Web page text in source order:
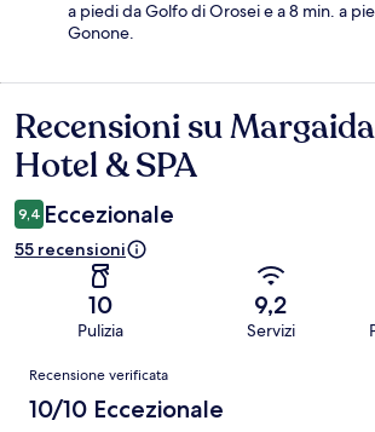
a piedi da Golfo di Orosei e a 8 min. a
Gonone.
Recensioni
Recensioni su
Hotel & SPA
9,4 Eccezionale
55 recensioni
10
Pulizia
9,2
Servizi
Recensioni
Recensione verificata
10/10 Eccezionale